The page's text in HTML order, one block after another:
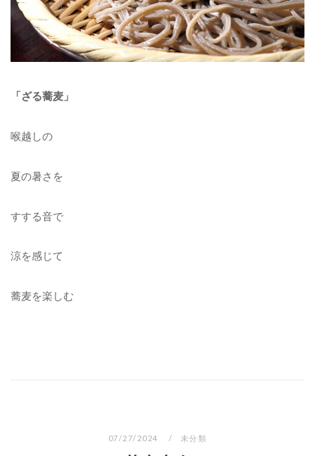
「ざる蕎麦」
喉越しの
夏の暑さを
すする音で
涼を感じて
蕎麦を楽しむ
07/27/2024 未分類